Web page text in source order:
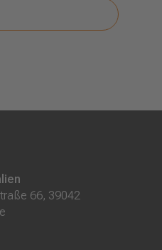
66, 39042